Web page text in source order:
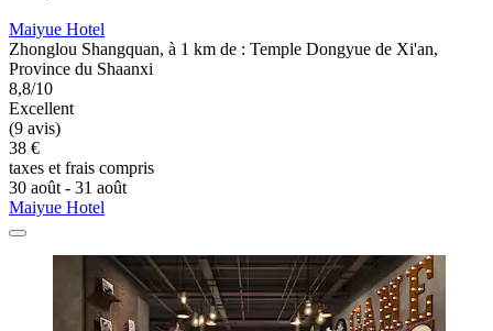
Maiyue Hotel
Zhonglou Shangquan, à 1 km de : Temple Dongyue de Xi'an,
Province du Shaanxi
8,8/10
Excellent
(9 avis)
38 €
taxes et frais compris
30 août - 31 août
Maiyue Hotel